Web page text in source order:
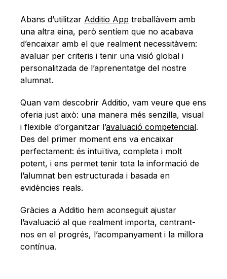
Abans d’utilitzar Additio App treballàvem amb
una altra eina, però sentíem que no acabava
d’encaixar amb el que realment necessitàvem:
avaluar per criteris i tenir una visió global i
personalitzada de l’aprenentatge del nostre
alumnat.
Quan vam descobrir Additio, vam veure que ens
oferia just això: una manera més senzilla, visual
i flexible d’organitzar l’avaluació competencial.
Des del primer moment ens va encaixar
perfectament: és intuïtiva, completa i molt
potent, i ens permet tenir tota la informació de
l’alumnat ben estructurada i basada en
evidències reals.
Gràcies a Additio hem aconseguit ajustar
l’avaluació al que realment importa, centrant-
nos en el progrés, l’acompanyament i la millora
contínua.